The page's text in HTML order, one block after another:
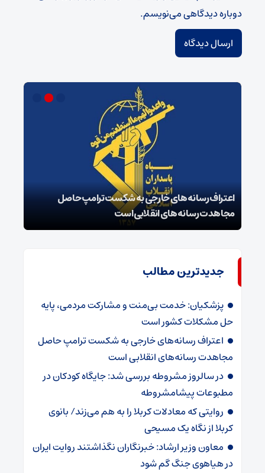
دوباره دیدگاهی می‌نویسم.
اعتراف رسانه‌های خارجی به شکست ترامپ حاصل
مجاهدت رسانه‌های انقلابی است
جدیدترین مطالب
پزشکیان: خدمت بی‌منت و مشارکت مردمی، پایه
حل مشکلات کشور است
اعتراف رسانه‌های خارجی به شکست ترامپ حاصل
مجاهدت رسانه‌های انقلابی است
در سالروز مشروطه بررسی شد: جایگاه کودکان در
مطبوعات پیشامشروطه
روایتی که معادلات کربلا را به هم می‌زند/ بانوی
کربلا از نگاه یک مسیحی
معاون وزیر ارشاد: خبرنگاران نگذاشتند روایت ایران
در هیاهوی جنگ گم شود